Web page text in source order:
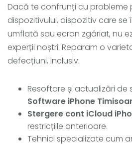
Dacă te confrunți cu probleme
dispozitivului, dispozitiv care se
umflată sau ecran zgâriat, nu
experții noștri. Reparam o
defecțiuni, inclusiv:
Resoftare și actualizări de
Software iPhone
Stergere cont iCloud
restricțiile anterioare.
Tehnici specializate cum